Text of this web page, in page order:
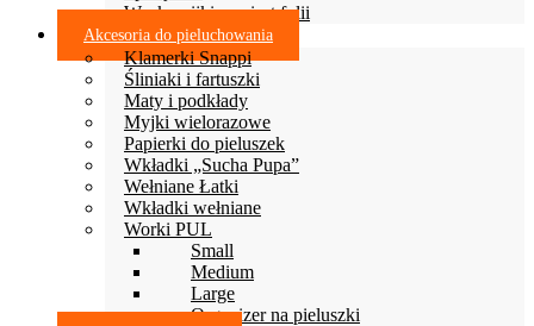
Woskowijki zamiast folii
Akcesoria do pieluchowania
Klamerki Snappi
Śliniaki i fartuszki
Maty i podkłady
Myjki wielorazowe
Papierki do pieluszek
Wkładki „Sucha Pupa”
Wełniane Łatki
Wkładki wełniane
Worki PUL
Small
Medium
Large
Organizer na pieluszki